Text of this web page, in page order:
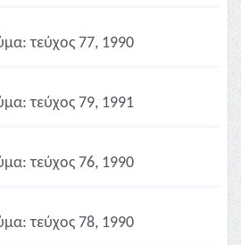
τεύχος 77, 1990
τεύχος 79, 1991
τεύχος 76, 1990
τεύχος 78, 1990